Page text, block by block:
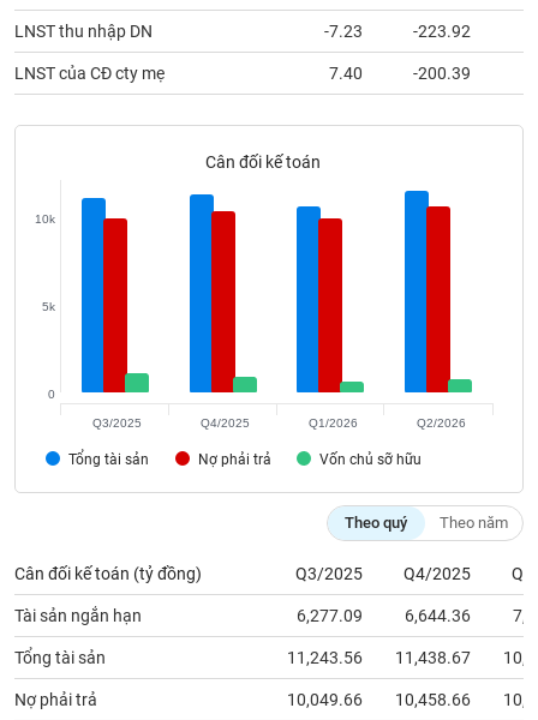
LNST thu nhập DN -7.23 -223.92
LNST của CĐ cty mẹ 7.40 -200.39
Cân đối kế toán
Tổng tài sản Nợ phải trả Vốn chủ sỡ hữu
0
5k
10k
Q3/2025 Q4/2025 Q1/2026 Q2/2026
Theo quý Theo năm
Cân đối kế toán (tỷ đồng) Q3/2025 Q4/2025
Tài sản ngắn hạn 6,277.09 6,644.36
Tổng tài sản 11,243.56 11,438.67
Nợ phải trả 10,049.66 10,458.66
Bài
viết
của
tác
giả
phân
Dịch
(-)
Đào
tạo
Sách